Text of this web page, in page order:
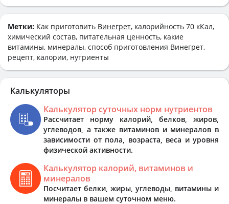
Метки: Как приготовить Винегрет, калорийность 70 кКал,
химический состав, питательная ценность, какие
витамины, минералы, способ приготовления Винегрет,
рецепт, калории, нутриенты
Калькуляторы
Калькулятор суточных норм нутриентов
Рассчитает норму калорий, белков, жиров,
углеводов, а также витаминов и минералов в
зависимости от пола, возраста, веса и уровня
физической активности.
Калькулятор калорий, витаминов и
минералов
Посчитает белки, жиры, углеводы, витамины и
минералы в вашем суточном меню.